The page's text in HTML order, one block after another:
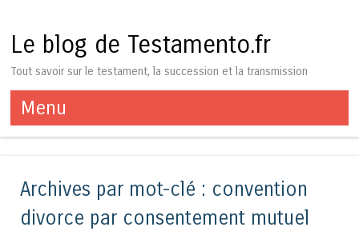
Le blog de Testamento.fr
Tout savoir sur le testament, la succession et la transmission
Menu
Aller au contenu
Archives par mot-clé : convention
divorce par consentement mutuel